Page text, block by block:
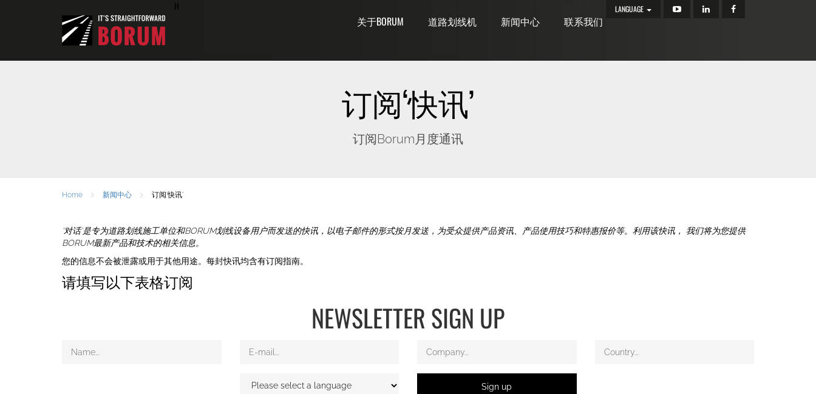
H LANGUAGE
关于BORUM 道路划线机 新闻中心 联系我们
订阅‘快讯’
订阅Borum月度通讯
Home 新闻中心 订阅‘快讯’
‘对话’是专为道路划线施工单位和BORUM划线设备用户而发送的快讯，以电子邮件的形式按月发送，为受众提供产品资讯、产品使用技巧和特惠报价等。利用该快讯， 我们将为您提供
BORUM最新产品和技术的相关信息。
您的信息不会被泄露或用于其他用途。每封快讯均含有订阅指南。
请填写以下表格订阅
NEWSLETTER SIGN UP
Sign up